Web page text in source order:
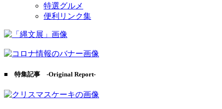
特選グルメ
便利リンク集
■ 特集記事 -Original Report-